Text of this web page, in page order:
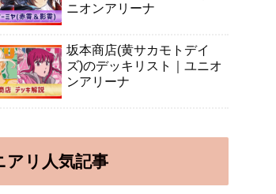
ニオンアリーナ
坂本商店(黄サカモトデイ
ズ)のデッキリスト｜ユニオ
ンアリーナ
アリ人気記事